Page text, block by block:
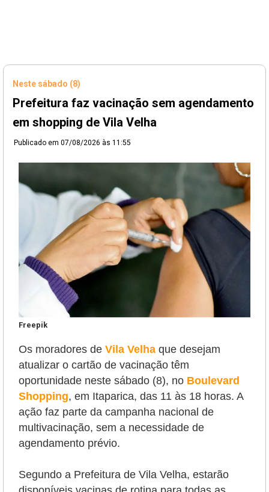
Neste sábado (8)
Prefeitura faz vacinação sem agendamento
em shopping de Vila Velha
Publicado em 07/08/2026 às 11:55
Freepik
Os moradores de Vila Velha que desejam
atualizar o cartão de vacinação têm
oportunidade neste sábado (8), no Boulevard
Shopping, em Itaparica, das 11 às 18 horas. A
ação faz parte da campanha nacional de
multivacinação, sem a necessidade de
agendamento prévio.
Segundo a Prefeitura de Vila Velha, estarão